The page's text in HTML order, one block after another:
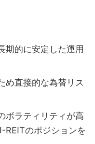
期的に安定した運用
め直接的な為替リス
ボラティリティが高
REITのポジションを